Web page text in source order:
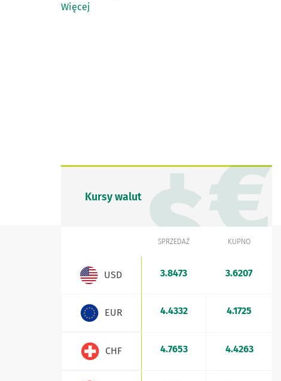
Więcej
Kursy walut
SPRZEDAŻ KUPNO
USD 3.8473 3.6207
EUR 4.4332 4.1725
CHF 4.7653 4.4263